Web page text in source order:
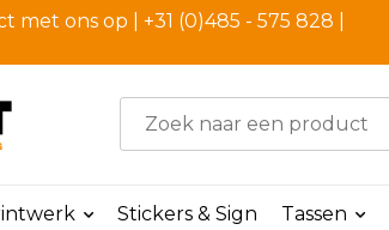
ons op | +31 (0)485 - 575 828 |
Stickers & Sign Tassen